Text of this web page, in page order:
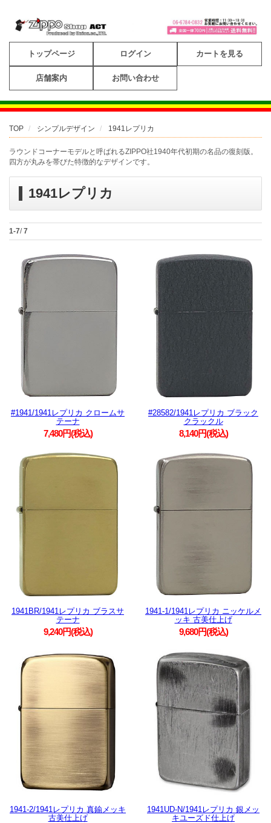
トップページ ログイン カートを見る
店舗案内 お問い合わせ
TOP シンプルデザイン 1941レプリカ
ラウンドコーナーモデルと呼ばれるZIPPO社1940年代初期の名品の復刻版。
四方が丸みを帯びた特徴的なデザインです。
1941レプリカ
1-7/7
#1941/1941レプリカ クロームサ
テーナ
7,480円(税込)
#28582/1941レプリカ ブラック
クラックル
8,140円(税込)
1941BR/1941レプリカ ブラスサ
テーナ
9,240円(税込)
1941-1/1941レプリカ ニッケルメ
ッキ 古美仕上げ
9,680円(税込)
1941-2/1941レプリカ 真鍮メッキ
古美仕上げ
1941UD-N/1941レプリカ 銀メッ
キユーズド仕上げ